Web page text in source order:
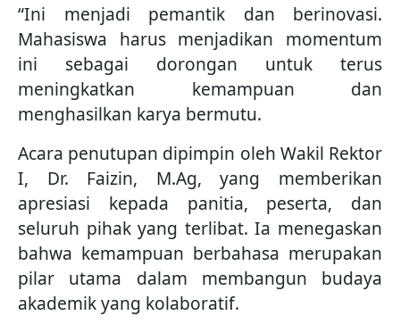
“Ini menjadi pemantik dan berinovasi.
Mahasiswa harus menjadikan momentum
ini sebagai dorongan untuk terus
meningkatkan kemampuan dan
menghasilkan karya bermutu.
Acara penutupan dipimpin oleh Wakil Rektor
I, Dr. Faizin, M.Ag, yang memberikan
apresiasi kepada panitia, peserta, dan
seluruh pihak yang terlibat. Ia menegaskan
bahwa kemampuan berbahasa merupakan
pilar utama dalam membangun budaya
akademik yang kolaboratif.